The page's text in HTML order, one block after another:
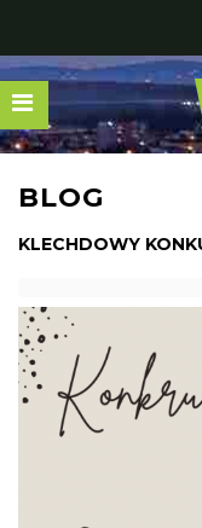
BLOG
KLECHDOWY